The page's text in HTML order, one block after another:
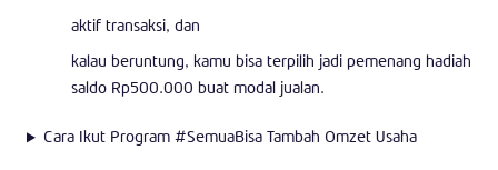
aktif transaksi, dan
kalau beruntung, kamu bisa terpilih jadi pemenang hadiah
saldo Rp500.000 buat modal jualan.
Cara Ikut Program #SemuaBisa Tambah Omzet Usaha